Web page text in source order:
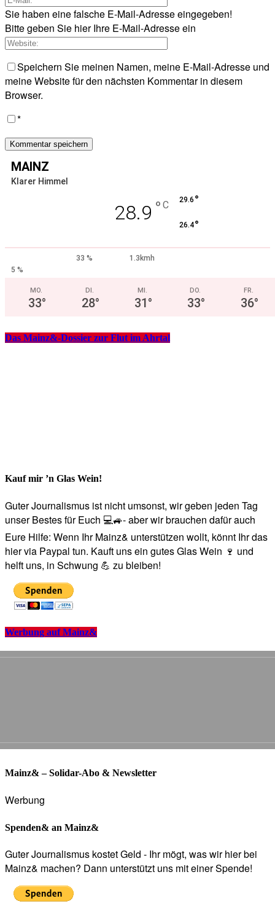
Sie haben eine falsche E-Mail-Adresse eingegeben!
Bitte geben Sie hier Ihre E-Mail-Adresse ein
Speichern Sie meinen Namen, meine E-Mail-Adresse und
meine Website für den nächsten Kommentar in diesem
Browser.
*
MAINZ
Klarer Himmel
28.9 ° C 29.6 °
26.4°
33 %
1.3kmh
5 %
MO.
33°
DI.
28°
MI.
31°
DO.
33°
FR.
36°
Das Mainz&-Dossier zur Flut im Ahrtal
Kauf mir ’n Glas Wein!
Guter Journalismus ist nicht umsonst, wir geben jeden Tag
unser Bestes für Euch 💻🚙- aber wir brauchen dafür auch
Eure Hilfe: Wenn Ihr Mainz& unterstützen wollt, könnt Ihr das
hier via Paypal tun. Kauft uns ein gutes Glas Wein 🍷 und
helft uns, in Schwung 💪 zu bleiben!
Werbung auf Mainz&
Mainz& – Solidar-Abo & Newsletter
Werbung
Spenden& an Mainz&
Guter Journalismus kostet Geld - Ihr mögt, was wir hier bei
Mainz& machen? Dann unterstützt uns mit einer Spende!